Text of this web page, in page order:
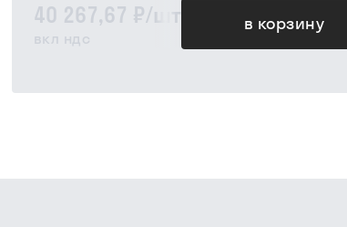
40 267,67 ₽/шт
вкл ндс
в корзину